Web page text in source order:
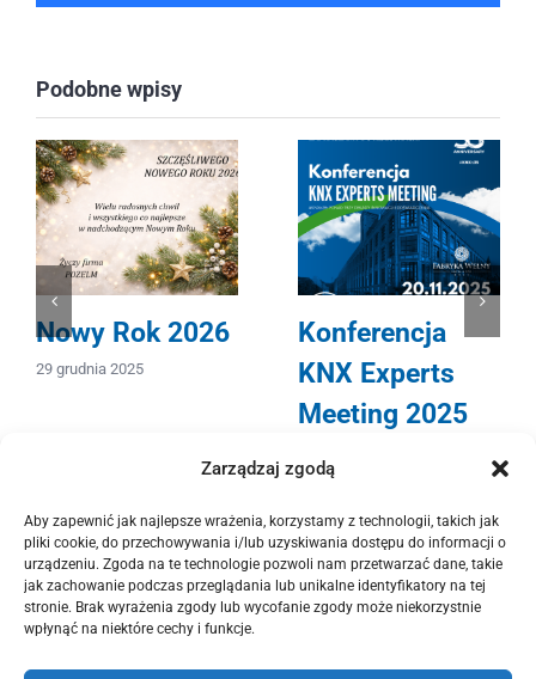
Zarządzaj zgodą
Aby zapewnić jak najlepsze wrażenia, korzystamy z technologii, takich jak
pliki cookie, do przechowywania i/lub uzyskiwania dostępu do informacji o
urządzeniu. Zgoda na te technologie pozwoli nam przetwarzać dane, takie
jak zachowanie podczas przeglądania lub unikalne identyfikatory na tej
stronie. Brak wyrażenia zgody lub wycofanie zgody może niekorzystnie
wpłynąć na niektóre cechy i funkcje.
Podobne wpisy
Nowy Rok 2026
29 grudnia 2025
Konferencja
KNX Experts
Meeting 2025